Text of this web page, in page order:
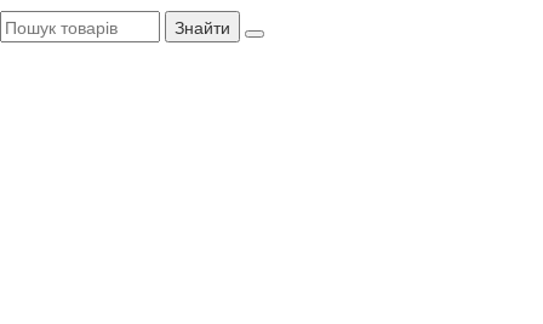
Знайти